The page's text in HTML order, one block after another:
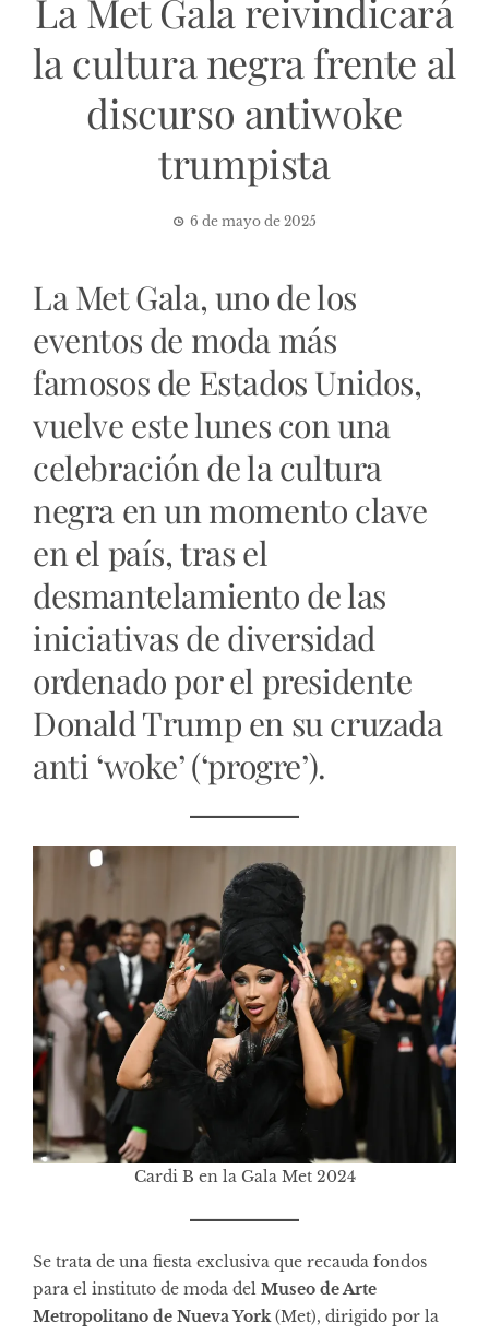
La Met Gala reivindicará
la cultura negra frente al
discurso antiwoke
trumpista
6 de mayo de 2025
La Met Gala, uno de los
eventos de moda más
famosos de Estados Unidos,
vuelve este lunes con una
celebración de la cultura
negra en un momento clave
en el país, tras el
desmantelamiento de las
iniciativas de diversidad
ordenado por el presidente
Donald Trump en su cruzada
anti ‘woke’ (‘progre’).
Cardi B en la Gala Met 2024
Se trata de una fiesta exclusiva que recauda fondos
para el instituto de moda del Museo de Arte
Metropolitano de Nueva York (Met), dirigido por la